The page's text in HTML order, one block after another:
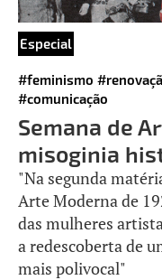
Especial
#feminismo
#comunicação
Semana de
misoginia
"Na segunda
Arte Moderna de
das mulheres
a redescoberta de
mais polivocal"